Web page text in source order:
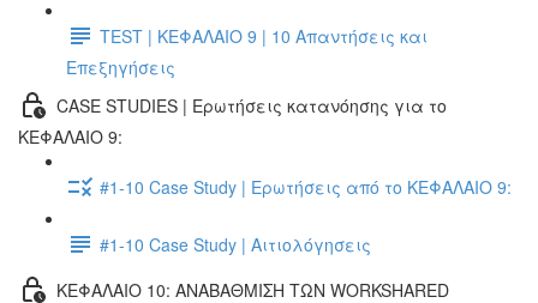
TEST | ΚΕΦΑΛΑΙΟ 9 | 10 Απαντήσεις και
Επεξηγήσεις
CASE STUDIES | Ερωτήσεις κατανόησης για το
ΚΕΦΑΛΑΙΟ 9:
#1-10 Case Study | Ερωτήσεις από το ΚΕΦΑΛΑΙΟ 9:
#1-10 Case Study | Αιτιολόγησεις
ΚΕΦΑΛΑΙΟ 10: ΑΝΑΒΑΘΜΙΣΗ ΤΩΝ WORKSHARED